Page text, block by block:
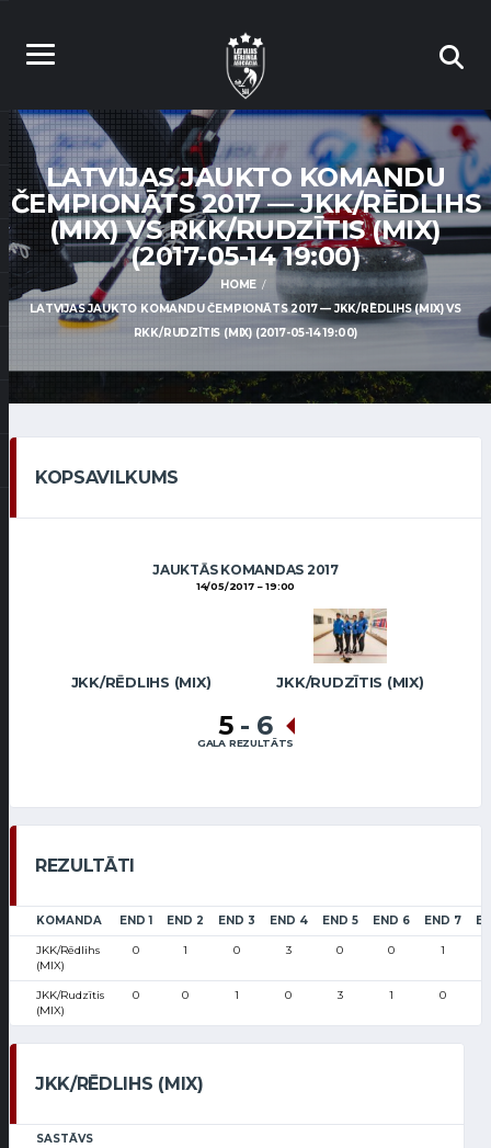
LATVIJAS JAUKTO KOMANDU
ČEMPIONĀTS 2017 — JKK/RĒDLIHS
(MIX) VS RKK/RUDZĪTIS (MIX)
(2017-05-14 19:00)
HOME
LATVIJAS JAUKTO KOMANDU ČEMPIONĀTS 2017 — JKK/RĒDLIHS (MIX) VS
RKK/RUDZĪTIS (MIX) (2017-05-14 19:00)
KOPSAVILKUMS
JAUKTĀS KOMANDAS 2017
14/05/2017 19:00
JKK/RĒDLIHS (MIX) JKK/RUDZĪTIS (MIX)
5 - 6
GALA REZULTĀTS
REZULTĀTI
KOMANDA END 1 END 2 END 3 END 4 END 5 END 6 END 7
JKK/Rēdlihs
(MIX)
0 1 0 3 0 0 1
JKK/Rudzītis
(MIX)
0 0 1 0 3 1 0
JKK/RĒDLIHS (MIX)
SASTĀVS